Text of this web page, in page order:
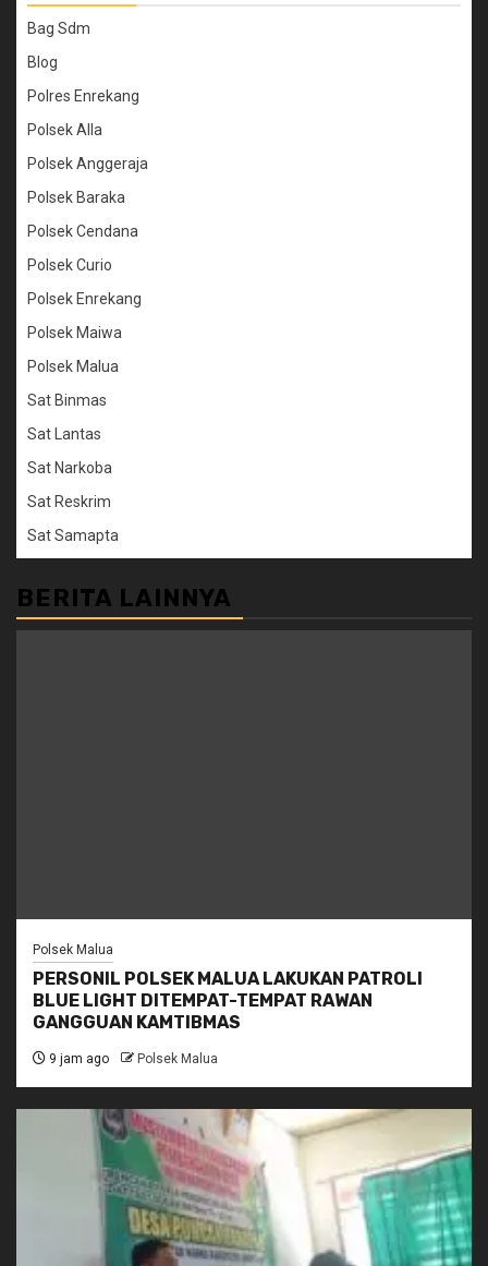
Bag Sdm
Blog
Polres Enrekang
Polsek Alla
Polsek Anggeraja
Polsek Baraka
Polsek Cendana
Polsek Curio
Polsek Enrekang
Polsek Maiwa
Polsek Malua
Sat Binmas
Sat Lantas
Sat Narkoba
Sat Reskrim
Sat Samapta
BERITA LAINNYA
Polsek Malua
PERSONIL POLSEK MALUA LAKUKAN PATROLI
BLUE LIGHT DITEMPAT-TEMPAT RAWAN
GANGGUAN KAMTIBMAS
9 jam ago Polsek Malua